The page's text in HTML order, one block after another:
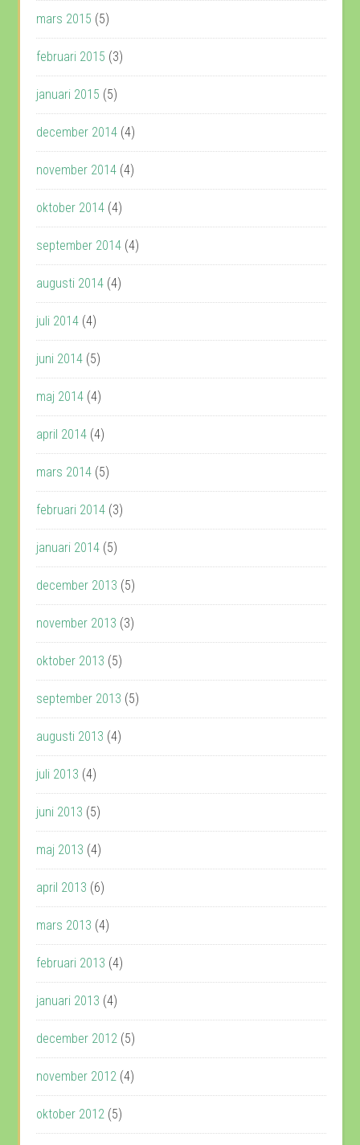
mars 2015 (5)
februari 2015 (3)
januari 2015 (5)
december 2014 (4)
november 2014 (4)
oktober 2014 (4)
september 2014 (4)
augusti 2014 (4)
juli 2014 (4)
juni 2014 (5)
maj 2014 (4)
april 2014 (4)
mars 2014 (5)
februari 2014 (3)
januari 2014 (5)
december 2013 (5)
november 2013 (3)
oktober 2013 (5)
september 2013 (5)
augusti 2013 (4)
juli 2013 (4)
juni 2013 (5)
maj 2013 (4)
april 2013 (6)
mars 2013 (4)
februari 2013 (4)
januari 2013 (4)
december 2012 (5)
november 2012 (4)
oktober 2012 (5)